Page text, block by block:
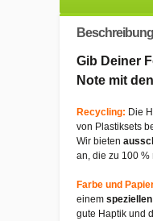
Beschreibung
Gib Deiner
Note mit
Recycling: Die
von Plastiksets
Wir bieten
an, die zu 100 %
Farbe und
einem speziellen
gute Haptik und